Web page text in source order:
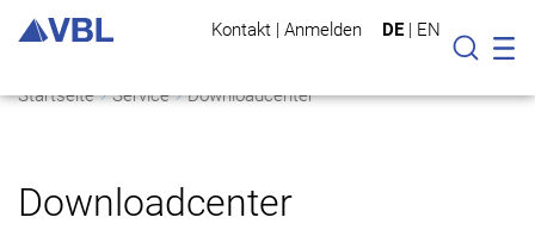
Kontakt | Anmelden DE | EN
Suche
Startseite Service Downloadcenter
Downloadcenter